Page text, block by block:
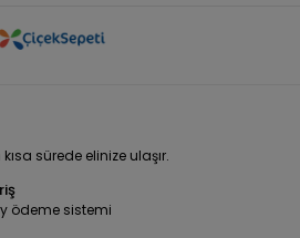
sürede elinize ulaşır.
ödeme sistemi